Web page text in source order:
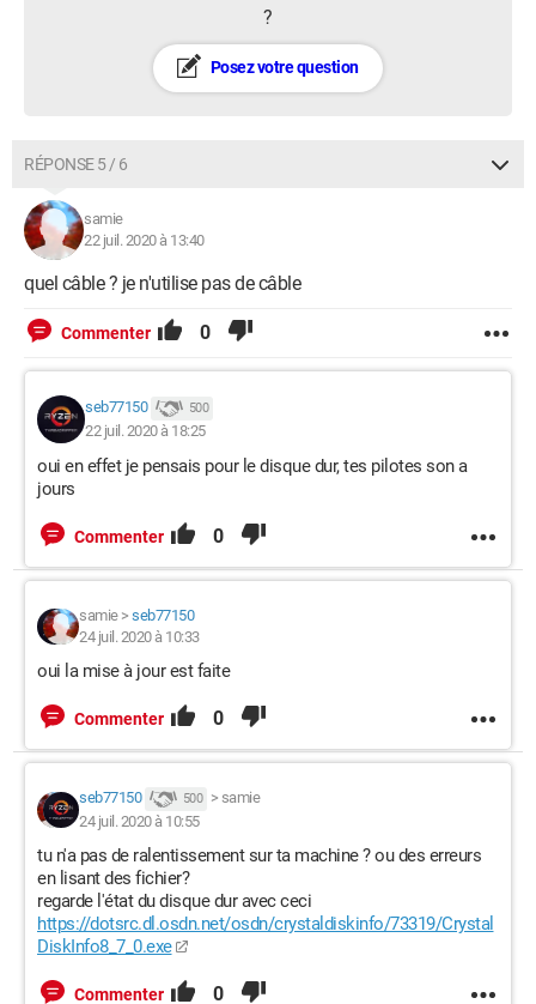
?
Posez votre question
RÉPONSE 5 / 6
samie
22 juil. 2020 à 13:40
quel câble ? je n'utilise pas de câble
Commenter 0
seb77150 500
22 juil. 2020 à 18:25
oui en effet je pensais pour le disque dur, tes pilotes son a
jours
Commenter 0
samie> seb77150
24 juil. 2020 à 10:33
oui la mise à jour est faite
Commenter 0
seb77150 500 > samie
24 juil. 2020 à 10:55
tu n'a pas de ralentissement sur ta machine ? ou des erreurs
en lisant des fichier?
regarde l'état du disque dur avec ceci
https://dotsrc.dl.osdn.net/osdn/crystaldiskinfo/73319/Crystal
DiskInfo8_7_0.exe
Commenter 0